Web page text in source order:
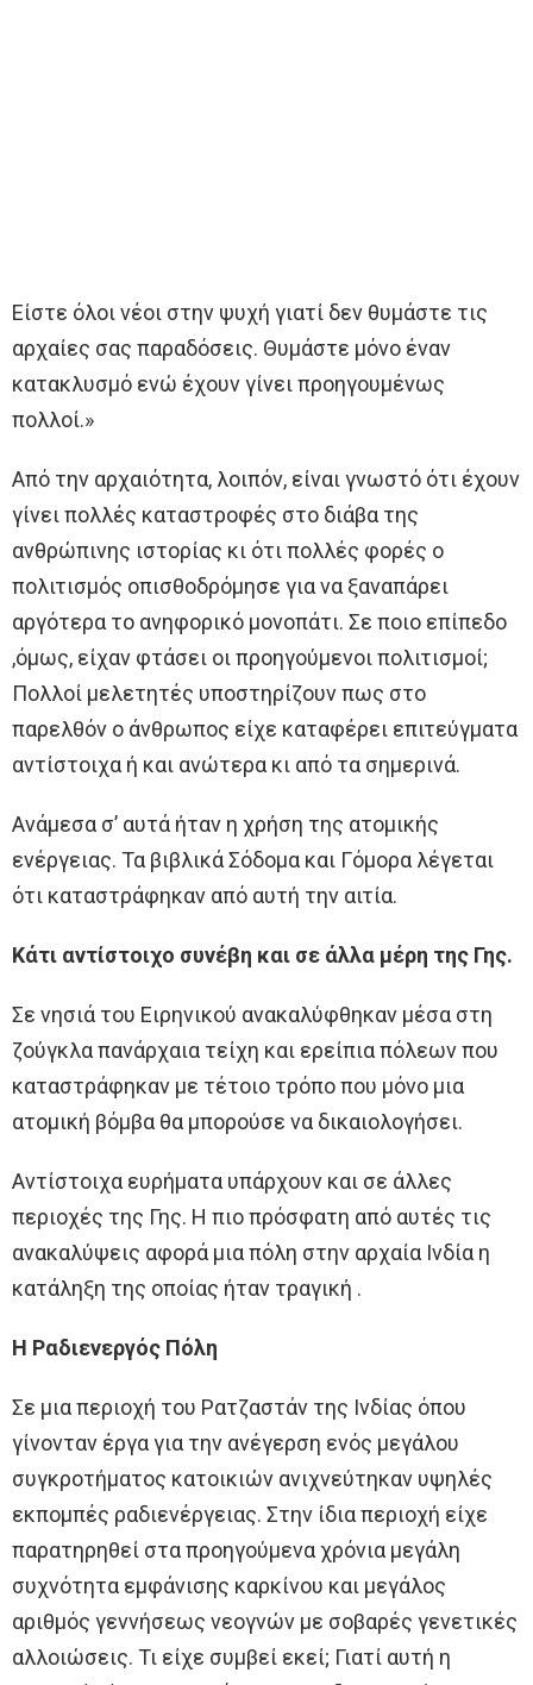
Είστε όλοι νέοι στην ψυχή γιατί δεν θυμάστε τις
αρχαίες σας παραδόσεις. Θυμάστε μόνο έναν
κατακλυσμό ενώ έχουν γίνει προηγουμένως
πολλοί.»
Από την αρχαιότητα, λοιπόν, είναι γνωστό ότι έχουν
γίνει πολλές καταστροφές στο διάβα της
ανθρώπινης ιστορίας κι ότι πολλές φορές ο
πολιτισμός οπισθοδρόμησε για να ξαναπάρει
αργότερα το ανηφορικό μονοπάτι. Σε ποιο επίπεδο
,όμως, είχαν φτάσει οι προηγούμενοι πολιτισμοί;
Πολλοί μελετητές υποστηρίζουν πως στο
παρελθόν ο άνθρωπος είχε καταφέρει επιτεύγματα
αντίστοιχα ή και ανώτερα κι από τα σημερινά.
Ανάμεσα σ’ αυτά ήταν η χρήση της ατομικής
ενέργειας. Τα βιβλικά Σόδομα και Γόμορα λέγεται
ότι καταστράφηκαν από αυτή την αιτία.
Κάτι αντίστοιχο συνέβη και σε άλλα μέρη της Γης.
Σε νησιά του Ειρηνικού ανακαλύφθηκαν μέσα στη
ζούγκλα πανάρχαια τείχη και ερείπια πόλεων που
καταστράφηκαν με τέτοιο τρόπο που μόνο μια
ατομική βόμβα θα μπορούσε να δικαιολογήσει.
Αντίστοιχα ευρήματα υπάρχουν και σε άλλες
περιοχές της Γης. Η πιο πρόσφατη από αυτές τις
ανακαλύψεις αφορά μια πόλη στην αρχαία Ινδία η
κατάληξη της οποίας ήταν τραγική .
Η Ραδιενεργός Πόλη
Σε μια περιοχή του Ρατζαστάν της Ινδίας όπου
γίνονταν έργα για την ανέγερση ενός μεγάλου
συγκροτήματος κατοικιών ανιχνεύτηκαν υψηλές
εκπομπές ραδιενέργειας. Στην ίδια περιοχή είχε
παρατηρηθεί στα προηγούμενα χρόνια μεγάλη
συχνότητα εμφάνισης καρκίνου και μεγάλος
αριθμός γεννήσεως νεογνών με σοβαρές γενετικές
αλλοιώσεις. Τι είχε συμβεί εκεί; Γιατί αυτή η